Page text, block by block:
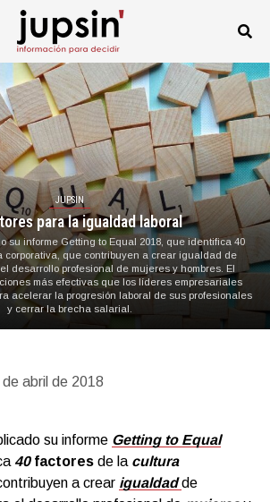
JUPSIN
para la igualdad laboral
su informe Getting to Equal 2018, que identifica 40
corporativa, que contribuyen a crear igualdad de
desarrollo profesional de mujeres y hombres. El
más efectivas que los líderes empresariales
acelerar la progresión laboral de sus profesionales
y cerrar la brecha salarial.
de abril de 2018
su informe Getting to Equal
40 factores de la cultura
a crear igualdad de